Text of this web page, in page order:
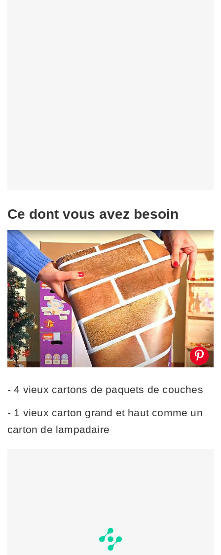
Ce dont vous avez besoin
- 4 vieux cartons de paquets de couches
- 1 vieux carton grand et haut comme un
carton de lampadaire